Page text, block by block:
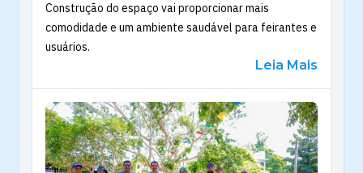
Construção do espaço vai proporcionar mais
comodidade e um ambiente saudável para feirantes e
usuários.
Leia Mais